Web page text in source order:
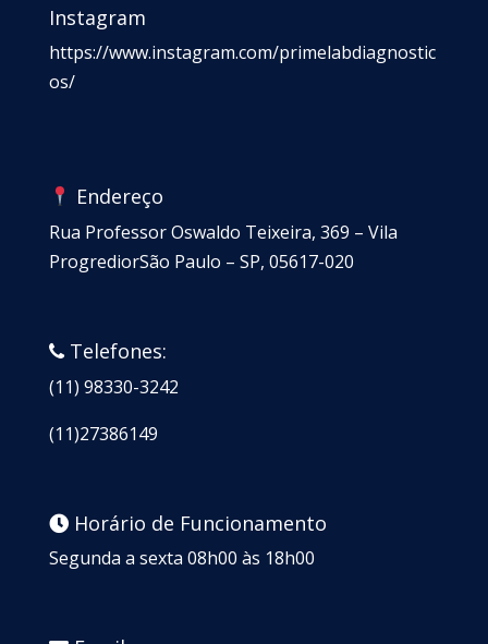
Instagram
https://www.instagram.com/primelabdiagnostic
os/
Endereço
Rua Professor Oswaldo Teixeira, 369 – Vila
ProgrediorSão Paulo – SP, 05617-020
Telefones:
(11) 98330-3242
(11)27386149
Horário de Funcionamento
Segunda a sexta 08h00 às 18h00